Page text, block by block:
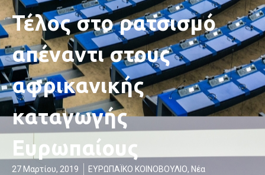
Τέλος στο ρατσισμό
απέναντι στους
αφρικανικής
καταγωγής
Ευρωπαίους
27 Μαρτίου, 2019 ΕΥΡΩΠΑΪΚΟ ΚΟΙΝΟΒΟΥΛΙΟ, Νέα